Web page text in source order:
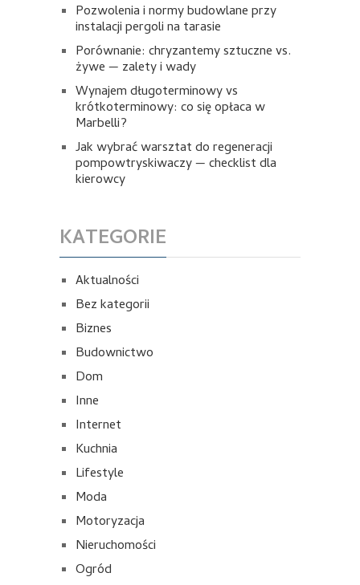
Pozwolenia i normy budowlane przy
instalacji pergoli na tarasie
Porównanie: chryzantemy sztuczne vs.
żywe — zalety i wady
Wynajem długoterminowy vs
krótkoterminowy: co się opłaca w
Marbelli?
Jak wybrać warsztat do regeneracji
pompowtryskiwaczy — checklist dla
kierowcy
KATEGORIE
Aktualności
Bez kategorii
Biznes
Budownictwo
Dom
Inne
Internet
Kuchnia
Lifestyle
Moda
Motoryzacja
Nieruchomości
Ogród